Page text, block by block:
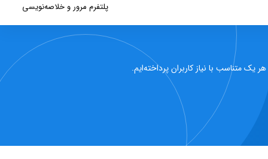
پلتفرم مرور و خلاصه‌نویسی